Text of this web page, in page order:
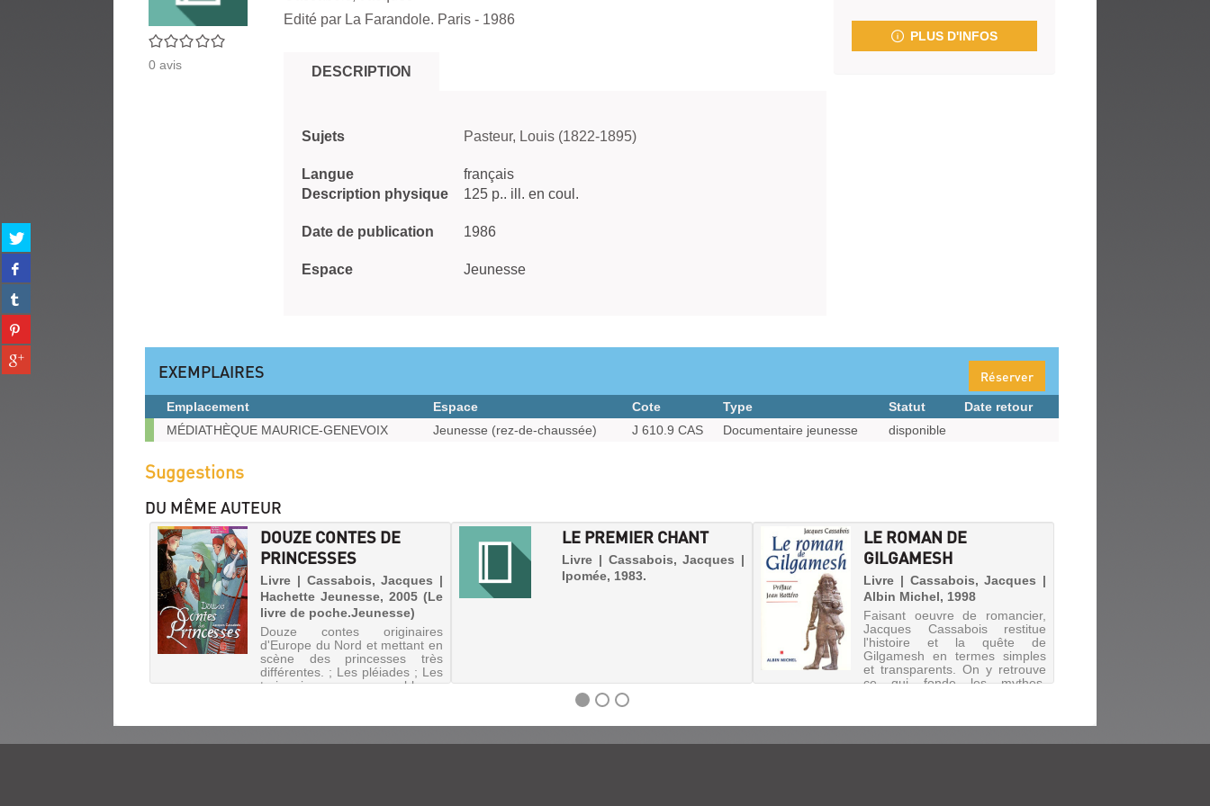
Partager
sur
twitter
(Nouvelle
fenêtre)
Partager
sur
facebook
(Nouvelle
fenêtre)
Partager
sur
tumblr
(Nouvelle
fenêtre)
Partager
sur
pinterest
(Nouvelle
Partager
sur
0/5
0 avis
Edité par La Farandole. Paris - 1986
DESCRIPTION
Sujets Pasteur, Louis (1822-1895)
Langue
français
Description physique
125 p.. ill. en coul.
Date de publication 1986
Espace Jeunesse
PLUS D'INFOS
EXEMPLAIRES Réserver
Exemplaires
Emplacement Espace Cote Type Statut
Date retour
MÉDIATHÈQUE MAURICE-GENEVOIX
Jeunesse (rez-de-chaussée) J 610.9 CAS Documentaire jeunesse disponible
Suggestions
DU MÊME AUTEUR
LE PREMIER CHANT
Livre | Cassabois, Jacques |
Ipomée, 1983.
LE ROMAN DE
GILGAMESH
Livre | Cassabois, Jacques |
Albin Michel, 1998
Faisant oeuvre de romancier,
Jacques Cassabois restitue
l'histoire et la quête de
Gilgamesh en termes simples
et transparents. On y retrouve
ce qui fonde les mythes,
po...
DOUZE CONTES DE
PRINCESSES
Livre | Cassabois, Jacques |
Hachette Jeunesse, 2005 (Le
livre de poche.Jeunesse)
Douze contes originaires
d'Europe du Nord et mettant en
scène des princesses très
différentes. ; Les pléiades ; Les
trois princesses au pays blanc ;
; Prodige ; Le p...